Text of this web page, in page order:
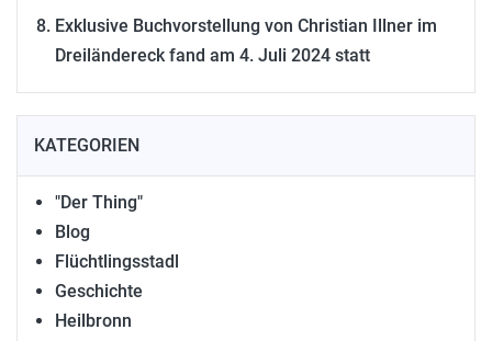
Exklusive Buchvorstellung von Christian Illner im
Dreiländereck fand am 4. Juli 2024 statt
KATEGORIEN
"Der Thing"
Blog
Flüchtlingsstadl
Geschichte
Heilbronn